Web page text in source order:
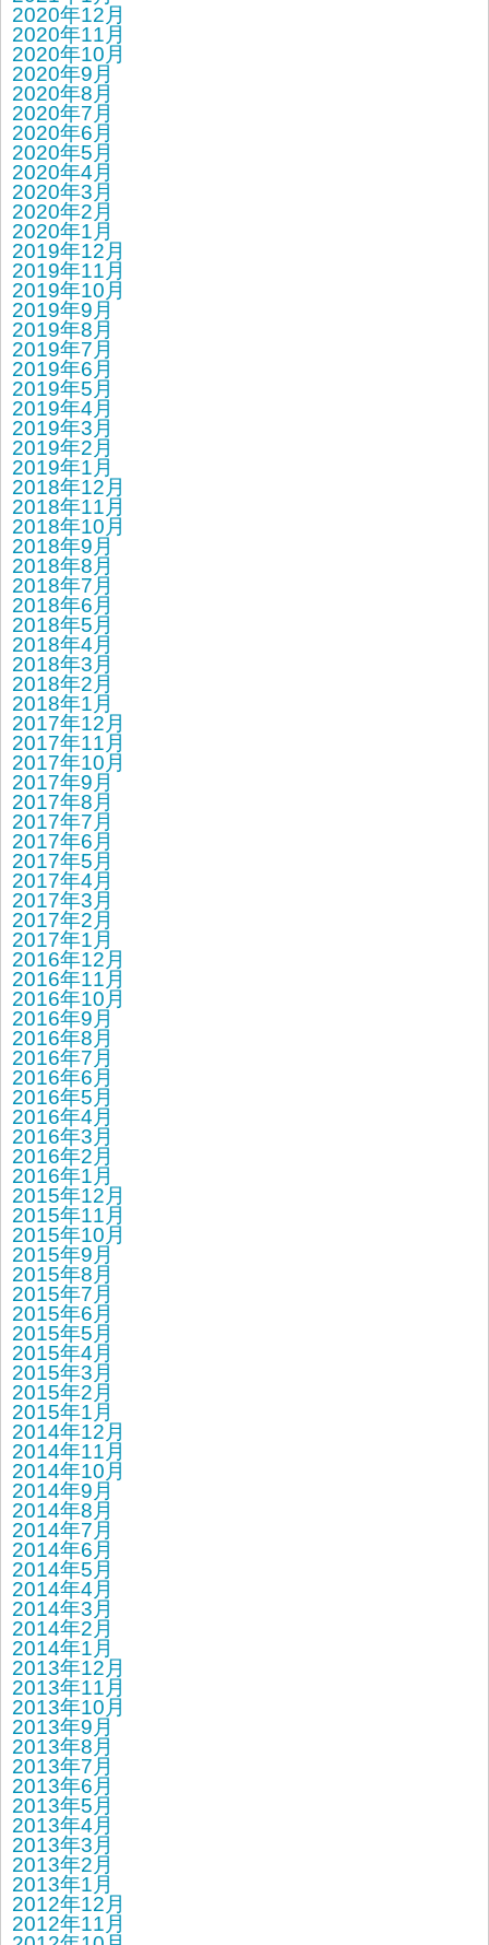
2020年12月
2020年11月
2020年10月
2020年9月
2020年8月
2020年7月
2020年6月
2020年5月
2020年4月
2020年3月
2020年2月
2020年1月
2019年12月
2019年11月
2019年10月
2019年9月
2019年8月
2019年7月
2019年6月
2019年5月
2019年4月
2019年3月
2019年2月
2019年1月
2018年12月
2018年11月
2018年10月
2018年9月
2018年8月
2018年7月
2018年6月
2018年5月
2018年4月
2018年3月
2018年2月
2018年1月
2017年12月
2017年11月
2017年10月
2017年9月
2017年8月
2017年7月
2017年6月
2017年5月
2017年4月
2017年3月
2017年2月
2017年1月
2016年12月
2016年11月
2016年10月
2016年9月
2016年8月
2016年7月
2016年6月
2016年5月
2016年4月
2016年3月
2016年2月
2016年1月
2015年12月
2015年11月
2015年10月
2015年9月
2015年8月
2015年7月
2015年6月
2015年5月
2015年4月
2015年3月
2015年2月
2015年1月
2014年12月
2014年11月
2014年10月
2014年9月
2014年8月
2014年7月
2014年6月
2014年5月
2014年4月
2014年3月
2014年2月
2014年1月
2013年12月
2013年11月
2013年10月
2013年9月
2013年8月
2013年7月
2013年6月
2013年5月
2013年4月
2013年3月
2013年2月
2013年1月
2012年12月
2012年11月